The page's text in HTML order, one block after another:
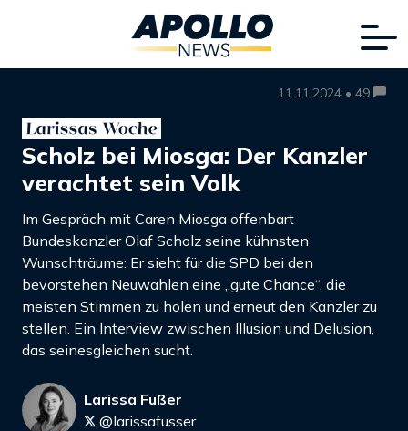
11.11.2024 • 49
Scholz bei Miosga: Der Kanzler
verachtet sein Volk
Im Gespräch mit Caren Miosga offenbart
Bundeskanzler Olaf Scholz seine kühnsten
Wunschträume: Er sieht für die SPD bei den
bevorstehen Neuwahlen eine „gute Chance“, die
meisten Stimmen zu holen und erneut den Kanzler zu
stellen. Ein Interview zwischen Illusion und Delusion,
das seinesgleichen sucht.
Larissa Fußer
@larissafusser